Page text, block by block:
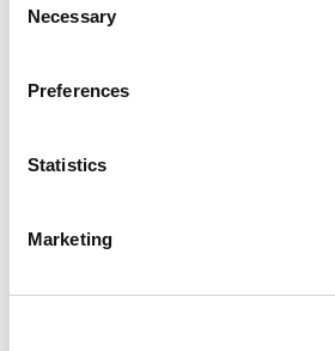
Selection
Necessary
Preferences
Statistics
Marketing
2024
Posti letto
WC/doccia
Full batten
48.8ft
Noleggio yacht Catamarano Oksy